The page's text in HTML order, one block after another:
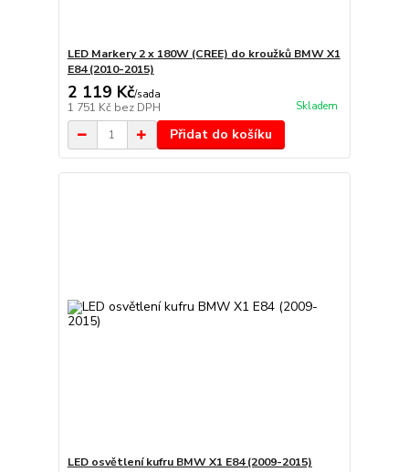
LED Markery 2 x 180W (CREE) do kroužků BMW X1
E84 (2010-2015)
2 119 Kč/sada
1 751 Kč bez DPH Skladem
Přidat do košíku
LED osvětlení kufru BMW X1 E84 (2009-2015)